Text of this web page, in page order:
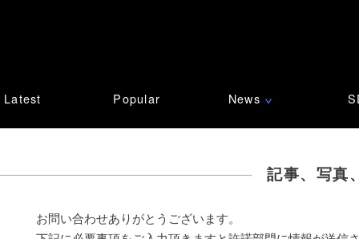
Latest Popular News ∨
記事、写真
お問い合わせありがとうございます。